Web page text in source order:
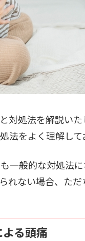
対処法を解説い
法をよく理解して
一般的な対処法
れない場合、た
る頭痛